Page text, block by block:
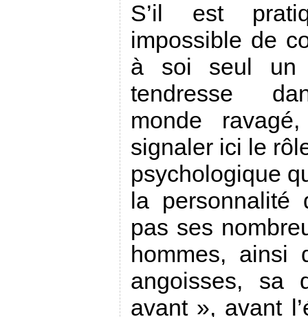
S’il est
impossible de
à soi seul un
tendresse
monde
signaler ici le
psychologique
la personnalité
pas ses
hommes, ainsi
angoisses, sa
avant », avant